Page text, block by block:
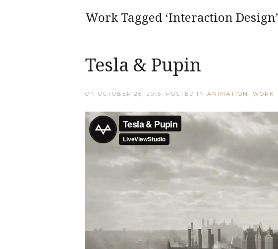
Work Tagged ‘Interaction Design’
Tesla & Pupin
ON OCTOBER 26, 2016 . POSTED IN ANIMATION , WORK